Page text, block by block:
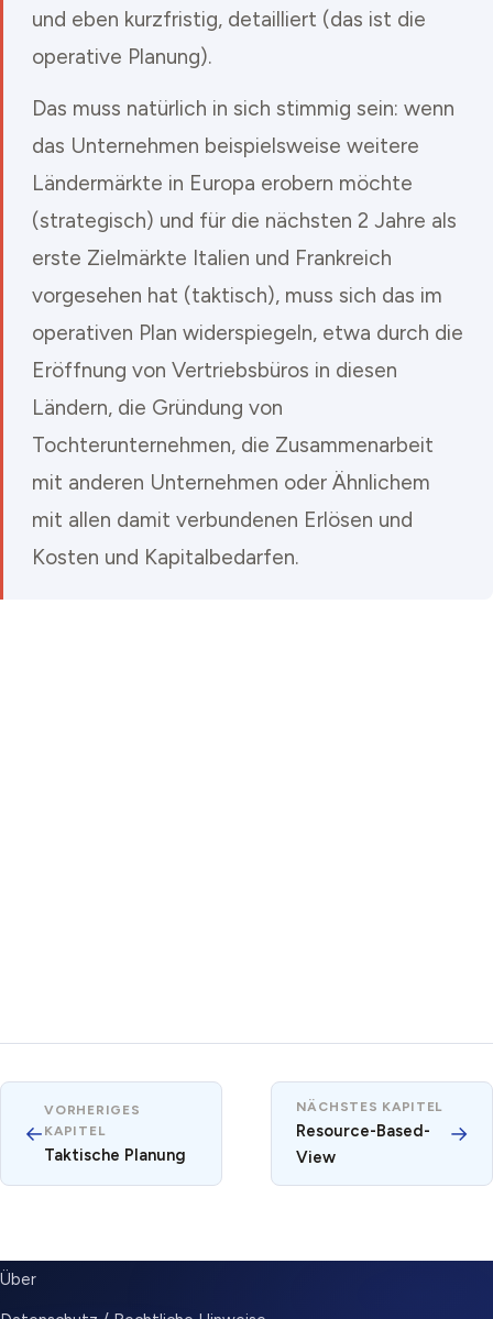
und eben kurzfristig, detailliert (das ist die
operative Planung).
Das muss natürlich in sich stimmig sein: wenn
das Unternehmen beispielsweise weitere
Ländermärkte in Europa erobern möchte
(strategisch) und für die nächsten 2 Jahre als
erste Zielmärkte Italien und Frankreich
vorgesehen hat (taktisch), muss sich das im
operativen Plan widerspiegeln, etwa durch die
Eröffnung von Vertriebsbüros in diesen
Ländern, die Gründung von
Tochterunternehmen, die Zusammenarbeit
mit anderen Unternehmen oder Ähnlichem
mit allen damit verbundenen Erlösen und
Kosten und Kapitalbedarfen.
←
VORHERIGES
KAPITEL
Taktische Planung
NÄCHSTES KAPITEL
Resource-Based-
View
→
SUBMENU
Über